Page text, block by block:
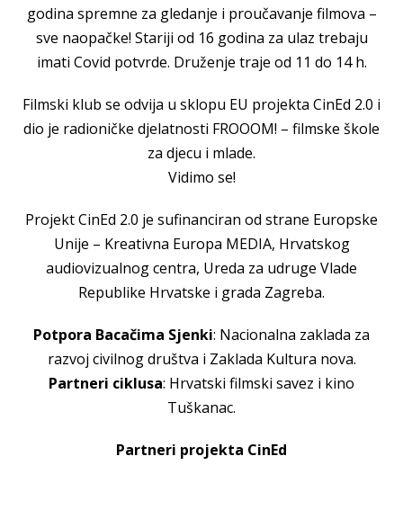
godina spremne za gledanje i proučavanje filmova –
sve naopačke! Stariji od 16 godina za ulaz trebaju
imati Covid potvrde. Druženje traje od 11 do 14 h.
Filmski klub se odvija u sklopu EU projekta CinEd 2.0 i
dio je radioničke djelatnosti FROOOM! – filmske škole
za djecu i mlade.
Vidimo se!
Projekt CinEd 2.0 je sufinanciran od strane Europske
Unije – Kreativna Europa MEDIA, Hrvatskog
audiovizualnog centra, Ureda za udruge Vlade
Republike Hrvatske i grada Zagreba.
Potpora Bacačima Sjenki: Nacionalna zaklada za
razvoj civilnog društva i Zaklada Kultura nova.
Partneri ciklusa: Hrvatski filmski savez i kino
Tuškanac.
Partneri projekta CinEd